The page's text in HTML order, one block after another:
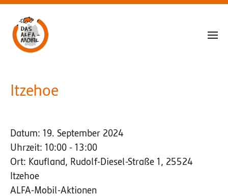
Itzehoe
Datum: 19. September 2024
Uhrzeit: 10:00 - 13:00
Ort: Kaufland, Rudolf-Diesel-Straße 1, 25524
Itzehoe
ALFA-Mobil-Aktionen